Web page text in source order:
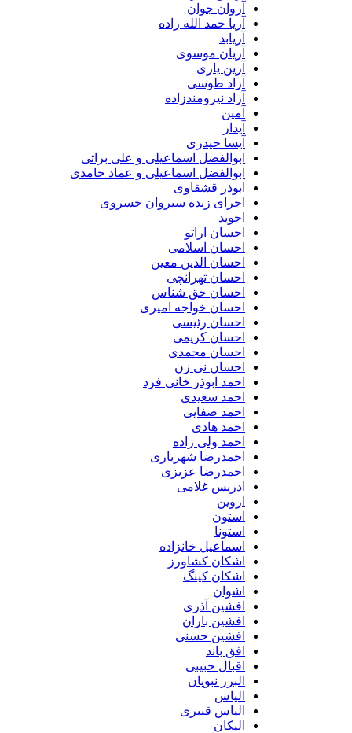
آروان جوان
آریا حمد الله زاده
آریان موسوی
آرین یاری
آزاد طوسی
آزاد نیرومندزاده
آیسا حیدری
ابوالفضل اسماعیلی و علی براتی
ابوالفضل اسماعیلی و عماد حامدی
ابوذر قشقاوی
اجرای زنده سیروان خسروی
احسان اراتو
احسان اسلامی
احسان الدین معین
احسان تهرانچی
احسان حق شناس
احسان خواجه امیری
احسان رئیسی
احسان کریمی
احسان محمدی
احسان نی زن
احمد ابوذر خانی فرد
احمد سعیدی
احمد صفایی
احمد هادی
احمد ولی زاده
احمدرضا شهریاری
احمدرضا عزیزی
ادریس غلامی
اسماعیل خانزاده
اشکان کشاورز
اشکان کینگ
افشین آذری
افشین باران
افشین حسنی
افق باند
اقبال حبیبی
البرز نبویان
الیاس قنبرى